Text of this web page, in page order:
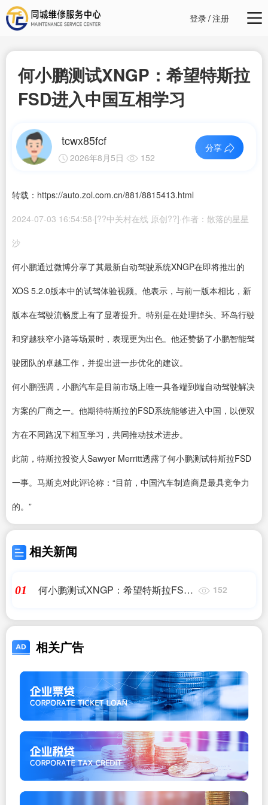
登录/注册
何小鹏测试XNGP：希望特斯拉
FSD进入中国互相学习
tcwx85fcf
2026年8月5日 152
分享
转载：https://auto.zol.com.cn/881/8815413.html
2024-07-03 16:54:58·[??中关村在线 原创??]·作者：散落的星星
沙
何小鹏通过微博分享了其最新自动驾驶系统XNGP在即将推出的
XOS 5.2.0版本中的试驾体验视频。他表示，与前一版本相比，新
版本在驾驶流畅度上有了显著提升。特别是在处理掉头、环岛行驶
和穿越狭窄小路等场景时，表现更为出色。他还赞扬了小鹏智能驾
驶团队的卓越工作，并提出进一步优化的建议。
何小鹏强调，小鹏汽车是目前市场上唯一具备端到端自动驾驶解决
方案的厂商之一。他期待特斯拉的FSD系统能够进入中国，以便双
方在不同路况下相互学习，共同推动技术进步。
此前，特斯拉投资人Sawyer Merritt透露了何小鹏测试特斯拉FSD
一事。马斯克对此评论称：“目前，中国汽车制造商是最具竞争力
的。”
相关新闻
01
何小鹏测试XNGP：希望特斯拉FSD
152
相关广告